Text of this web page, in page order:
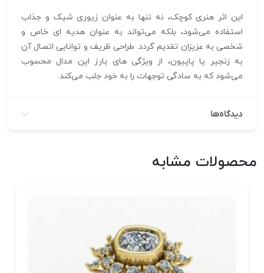
این اثر هنری کوچک، نه‌ تنها به عنوان زیوری شیک و جذاب
استفاده می‌شود، بلکه می‌تواند به عنوان هدیه‌ ای خاص و
شخصی به عزیزان تقدیم گردد. طراحی ظریف و توانایی اتصال آن
به زنجیر یا پاپیون، از ویژگی‌ های بارز این مدال محسوب
می‌شود که به سادگی توجهات را به خود جلب می‌کند.
دیدگاه‌ها
محصولات مشابه